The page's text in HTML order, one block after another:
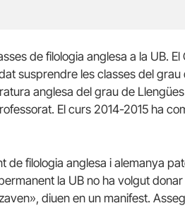
de filologia anglesa a la UB.
susprendre les classes del grau
anglesa del grau de
El curs 2014-2015 ha
de filologia anglesa i alemanya
la UB no ha volgut
diuen en un manifest.